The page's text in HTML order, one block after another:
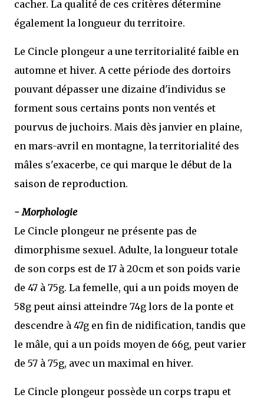
cacher. La qualité de ces critères détermine
également la longueur du territoire.
Le Cincle plongeur a une territorialité faible en
automne et hiver. A cette période des dortoirs
pouvant dépasser une dizaine d'individus se
forment sous certains ponts non ventés et
pourvus de juchoirs. Mais dès janvier en plaine,
en mars-avril en montagne, la territorialité des
mâles s'exacerbe, ce qui marque le début de la
saison de reproduction.
- Morphologie
Le Cincle plongeur ne présente pas de
dimorphisme sexuel. Adulte, la longueur totale
de son corps est de 17 à 20cm et son poids varie
de 47 à 75g. La femelle, qui a un poids moyen de
58g peut ainsi atteindre 74g lors de la ponte et
descendre à 47g en fin de nidification, tandis que
le mâle, qui a un poids moyen de 66g, peut varier
de 57 à 75g, avec un maximal en hiver.
Le Cincle plongeur possède un corps trapu et